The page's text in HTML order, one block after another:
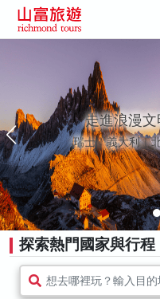
走進浪漫
瑞士｜義大利｜
探索熱門國家與行程
想去哪裡玩？輸入目